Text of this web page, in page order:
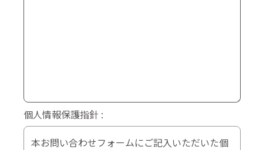
個人情報保護指針
本お問い合わせフォームにご記入いただいた個